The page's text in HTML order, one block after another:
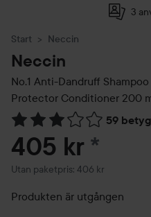
3
Start Neccin
Neccin
No.1 Anti-Dandruff
Protector Conditioner 200
59 betyg
Hoppa till Betyg &
405 kr *
Utan paketpris: 406 kr
Produkten är utgången